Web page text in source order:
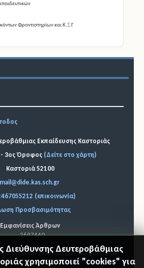
Φροντιστηρίων και Κ.Ξ.Γ
Εκπαίδευσης Καστοριάς
- 3ος Όροφος (Δείτε στο χάρτη)
Καστοριά 52100
mail@dide.kas.sch.gr
(επικοινωνία)
Προσβασιμότητας
Εμφανίσεις Άρθρων
2697440
τον ιστότοπό μας 147 guests και
κανένα μέλος
Διεύθυνσης Δευτεροβάθμιας
χρησιμοποιεί "cookies" για